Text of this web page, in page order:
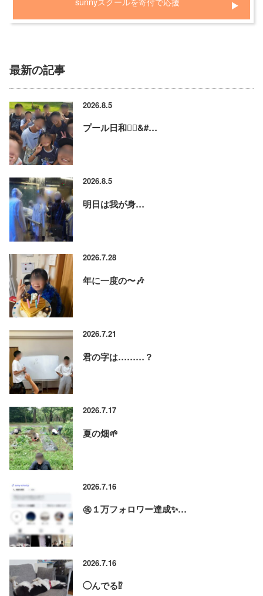
最新の記事
2026.8.5
プール日和🏊‍♂&#…
2026.8.5
明日は我が身…
2026.7.28
年に一度の〜🎶
2026.7.21
君の字は………？
2026.7.17
夏の畑🌱
2026.7.16
㊗️１万フォロワー達成✨…
2026.7.16
◯んでる⁉️